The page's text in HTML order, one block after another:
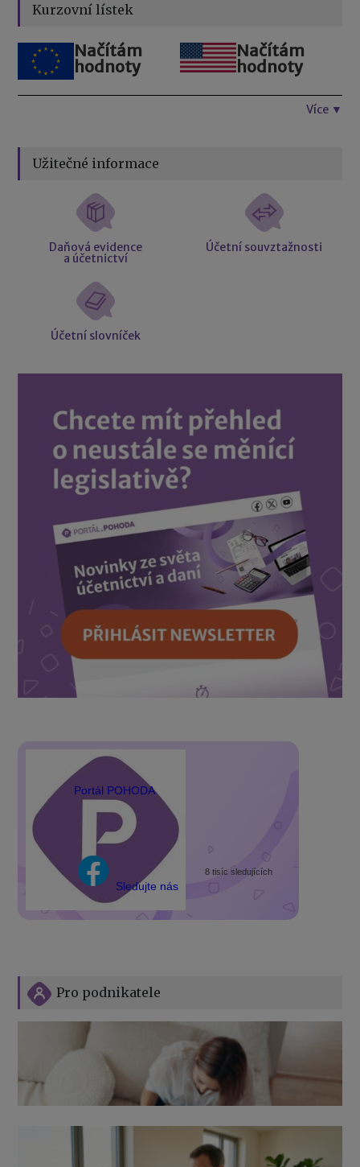
Kurzovní lístek
Načítám
hodnoty
Načítám
hodnoty
Více ▼
Užitečné informace
Daňová evidence
a účetnictví
Účetní souvztažnosti
Účetní slovníček
Portál POHODA
Sledujte nás
8 tisíc sledujících
Pro podnikatele